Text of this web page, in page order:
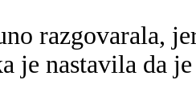
razgovarala,
je nastavila da